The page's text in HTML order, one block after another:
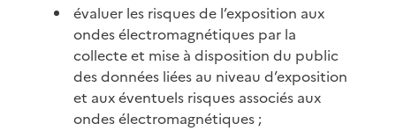
évaluer les risques de l’exposition aux
ondes électromagnétiques par la
collecte et mise à disposition du public
des données liées au niveau d’exposition
et aux éventuels risques associés aux
ondes électromagnétiques ;